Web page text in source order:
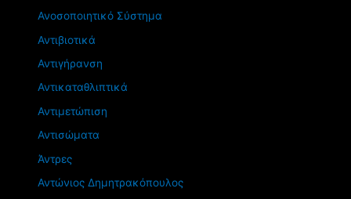
Ανοσοποιητικό Σύστημα
Αντιβιοτικά
Αντιγήρανση
Αντικαταθλιπτικά
Αντιμετώπιση
Αντισώματα
Άντρες
Αντώνιος Δημητρακόπουλος